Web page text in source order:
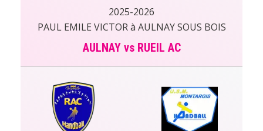
2025-2026
PAUL EMILE VICTOR à AULNAY SOUS BOIS
AULNAY vs RUEIL AC